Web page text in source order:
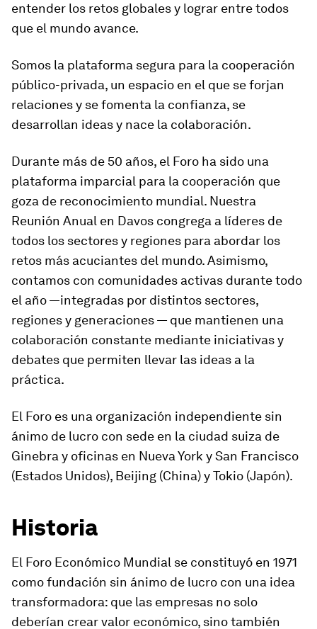
entender los retos globales y lograr entre todos
que el mundo avance.
Somos la plataforma segura para la cooperación
público-privada, un espacio en el que se forjan
relaciones y se fomenta la confianza, se
desarrollan ideas y nace la colaboración.
Durante más de 50 años, el Foro ha sido una
plataforma imparcial para la cooperación que
goza de reconocimiento mundial. Nuestra
Reunión Anual en Davos congrega a líderes de
todos los sectores y regiones para abordar los
retos más acuciantes del mundo. Asimismo,
contamos con comunidades activas durante todo
el año—integradas por distintos sectores,
regiones y generaciones — que mantienen una
colaboración constante mediante iniciativas y
debates que permiten llevar las ideas a la
práctica.
El Foro es una organización independiente sin
ánimo de lucro con sede en la ciudad suiza de
Ginebra y oficinas en Nueva York y San Francisco
(Estados Unidos), Beijing (China) y Tokio (Japón).
Historia
El Foro Económico Mundial se constituyó en 1971
como fundación sin ánimo de lucro con una idea
transformadora: que las empresas no solo
deberían crear valor económico, sino también